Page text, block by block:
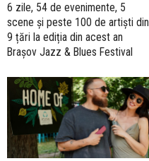
6 zile, 54 de evenimente, 5
scene și peste 100 de artiști din
9 țări la ediția din acest an
Brașov Jazz & Blues Festival